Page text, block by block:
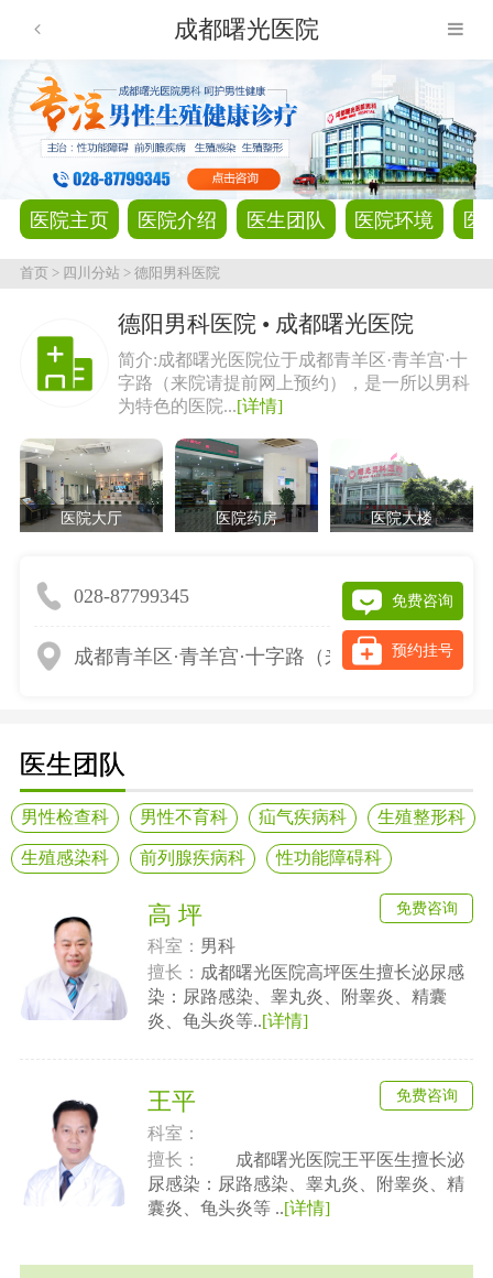
成都曙光医院
医院主页 医院介绍 医生团队 医院环境 医
首页> 四川分站 > 德阳男科医院
德阳男科医院 • 成都曙光医院
简介:成都曙光医院位于成都青羊区·青羊宫·十
字路（来院请提前网上预约），是一所以男科
为特色的医院...[详情]
医院大厅 医院药房 医院大楼
028-87799345
成都青羊区·青羊宫·十字路（来院请提前网上预
免费咨询
预约挂号
医生团队
男性检查科 男性不育科 疝气疾病科 生殖整形科
生殖感染科 前列腺疾病科 性功能障碍科
高 坪
科室： 男科
擅长： 成都曙光医院高坪医生擅长泌尿感
染：尿路感染、睾丸炎、附睾炎、精囊
炎、龟头炎等..[详情]
免费咨询
王平
科室：
擅长：
成都曙光医院王平医生擅长泌
尿感染：尿路感染、睾丸炎、附睾炎、精
囊炎、龟头炎等 ..[详情]
免费咨询